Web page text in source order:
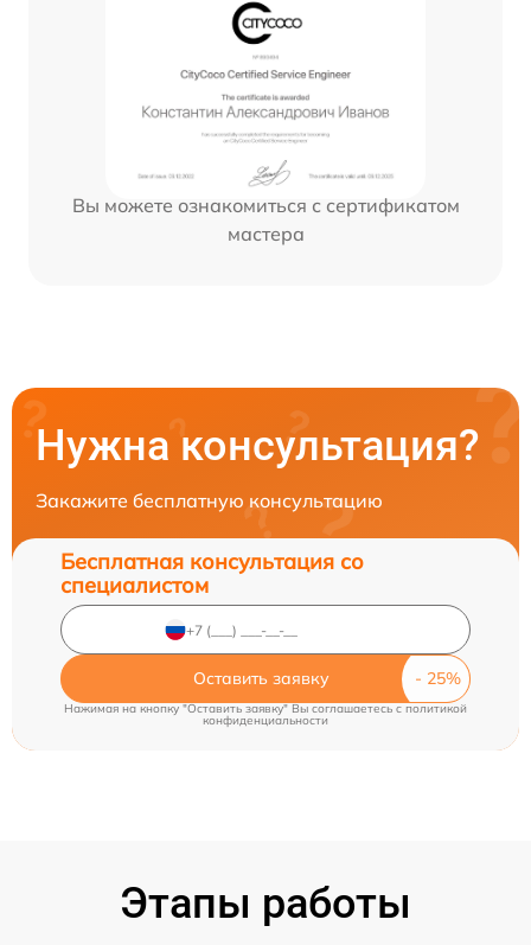
Вы можете ознакомиться с сертификатом
мастера
Нужна консультация?
Закажите бесплатную консультацию
Бесплатная консультация со
специалистом
Оставить заявку
Нажимая на кнопку "Оставить заявку" Вы соглашаетесь cполитикой
конфиденциальности
Этапы работы